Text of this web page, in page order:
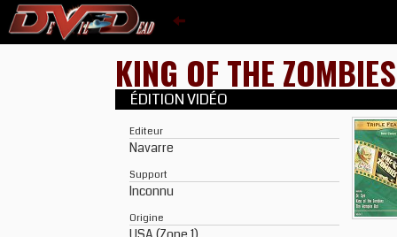
KING OF THE
ÉDITION VIDÉO
Editeur
Navarre
Support
Inconnu
Origine